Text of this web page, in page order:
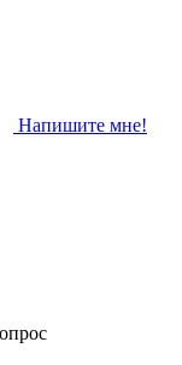
Напишите мне!